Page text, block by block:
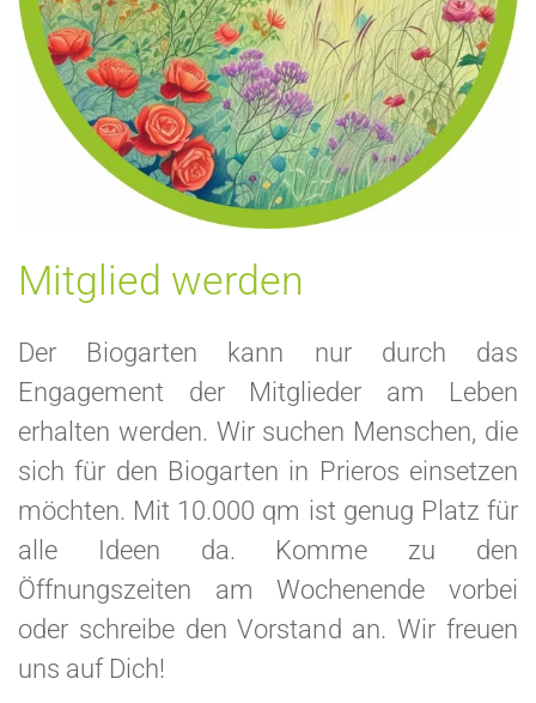
Mitglied werden
Der Biogarten kann nur durch das
Engagement der Mitglieder am Leben
erhalten werden. Wir suchen Menschen, die
sich für den Biogarten in Prieros einsetzen
möchten. Mit 10.000 qm ist genug Platz für
alle Ideen da. Komme zu den
Öffnungszeiten am Wochenende vorbei
oder schreibe den Vorstand an. Wir freuen
uns auf Dich!